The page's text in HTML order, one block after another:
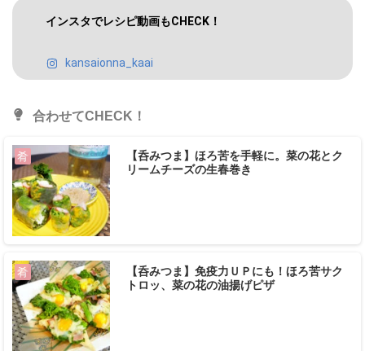
インスタでレシピ動画もCHECK！
kansaionna_kaai
合わせてCHECK！
肴
【呑みつま】ほろ苦を手軽に。菜の花とク
リームチーズの生春巻き
肴
【呑みつま】免疫力ＵＰにも！ほろ苦サク
トロッ、菜の花の油揚げピザ